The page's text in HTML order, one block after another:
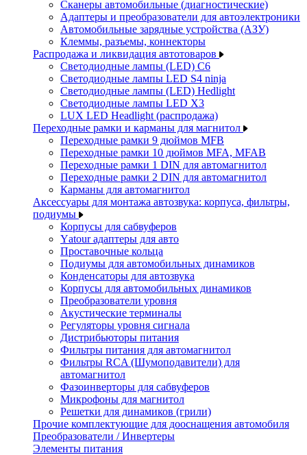
Сканеры автомобильные (диагностические)
Адаптеры и преобразователи для автоэлектроники
Автомобильные зарядные устройства (АЗУ)
Клеммы, разъемы, коннекторы
Распродажа и ликвидация автотоваров
Светодиодные лампы (LED) C6
Светодиодные лампы LED S4 ninja
Светодиодные лампы (LED) Hedlight
Светодиодные лампы LED X3
LUX LED Headlight (распродажа)
Переходные рамки и карманы для магнитол
Переходные рамки 9 дюймов MFB
Переходные рамки 10 дюймов MFA, MFAB
Переходные рамки 1 DIN для автомагнитол
Переходные рамки 2 DIN для автомагнитол
Карманы для автомагнитол
Аксессуары для монтажа автозвука: корпуса, фильтры,
подиумы
Корпусы для сабвуферов
Yаtour адаптеры для авто
Проставочные кольца
Подиумы для автомобильных динамиков
Конденсаторы для автозвука
Корпусы для автомобильных динамиков
Преобразователи уровня
Акустические терминалы
Регуляторы уровня сигнала
Дистрибьюторы питания
Фильтры питания для автомагнитол
Фильтры RCA (Шумоподавители) для
автомагнитол
Фазоинверторы для сабвуферов
Микрофоны для магнитол
Решетки для динамиков (грили)
Прочие комплектующие для дооснащения автомобиля
Преобразователи / Инвертеры
Элементы питания